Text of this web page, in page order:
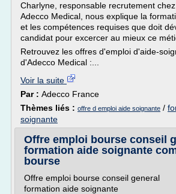
Charlyne, responsable recrutement chez
Adecco Medical, nous explique la
et les compétences requises que doit
candidat pour excercer au mieux ce
Retrouvez les offres d'emploi d'aide-
d'Adecco Medical :...
Voir la suite
Par : Adecco France
Thèmes liés : offre d emploi aide soignante /
soignante
Offre emploi bourse conseil
formation aide soignante
bourse
Offre emploi bourse conseil general
formation aide soignante